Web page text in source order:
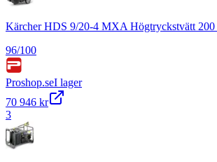
Kärcher HDS 9/20-4 MXA Högtryckstvätt 200
96/100
Proshop.seI lager
70 946 kr
3